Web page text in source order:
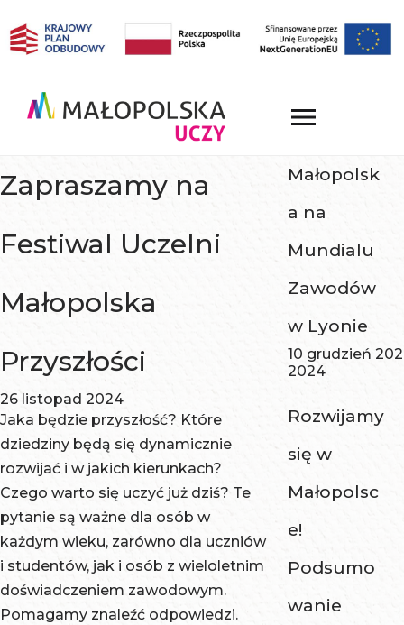
Zapraszamy na
Festiwal Uczelni
Małopolska
Przyszłości
26 listopad 2024
Jaka będzie przyszłość? Które
dziedziny będą się dynamicznie
rozwijać i w jakich kierunkach?
Czego warto się uczyć już dziś? Te
pytanie są ważne dla osób w
każdym wieku, zarówno dla uczniów
i studentów, jak i osób z wieloletnim
doświadczeniem zawodowym.
Pomagamy znaleźć odpowiedzi.
Małopolsk
a na
Mundialu
Zawodów
w Lyonie
10 grudzień
2024
Rozwijamy
się w
Małopolsc
e!
Podsumo
wanie